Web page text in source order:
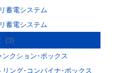
蓄電システム
蓄電システム
(3)
ンクション･ボックス
リング･コンバイナ･ボックス